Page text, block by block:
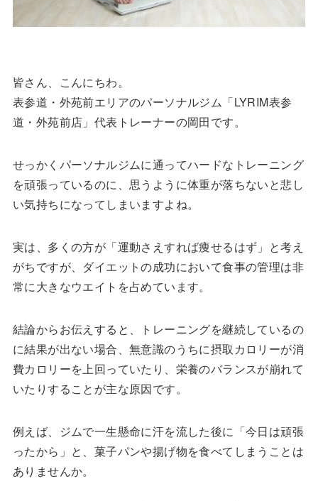
皆さん、こんにちわ。
表参道・外苑前エリアのパーソナルジム「LYRIM表参
道・外苑前店」代表トレーナーの岡田です。
せっかくパーソナルジムに通ってハードなトレーニング
を頑張っているのに、思うように体重が落ちないと悲し
い気持ちになってしまいますよね。
実は、多くの方が「運動さえすれば痩せるはず」と考え
がちですが、ダイエットの成功において食事の管理は非
常に大きなウエイトを占めています。
結論からお伝えすると、トレーニングを継続しているの
に結果が出ない場合、無意識のうちに摂取カロリーが消
費カロリーを上回っていたり、栄養のバランスが崩れて
いたりすることが主な原因です。
例えば、ジムで一生懸命に汗を流した後に「今日は頑張
ったから」と、菓子パンや揚げ物を食べてしまうことは
ありませんか。